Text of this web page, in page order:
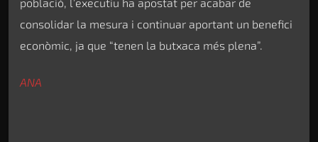
consolidar la mesura i continuar aportant un benefici
econòmic, ja que “tenen la butxaca més plena”.
ANA